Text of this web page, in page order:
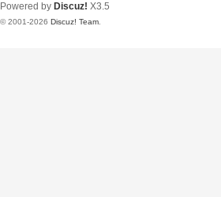
Powered by Discuz! X3.5
© 2001-2026 Discuz! Team